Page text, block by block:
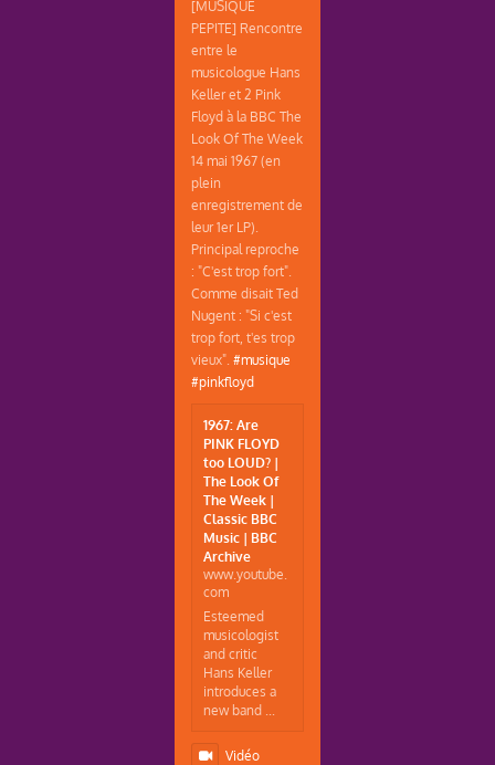
[MUSIQUE
PEPITE] Rencontre
entre le
musicologue Hans
Keller et 2 Pink
Floyd à la BBC The
Look Of The Week
14 mai 1967 (en
plein
enregistrement de
leur 1er LP).
Principal reproche
: "C'est trop fort".
Comme disait Ted
Nugent : "Si c'est
trop fort, t'es trop
vieux".#musique
#pinkfloyd
1967: Are
PINK FLOYD
too LOUD? |
The Look Of
The Week |
Classic BBC
Music | BBC
Archive
www.youtube.
com
Esteemed
musicologist
and critic
Hans Keller
introduces a
new band ...
Vidéo